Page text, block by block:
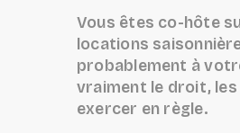
Vous êtes co-hôte
locations
probablement à
vraiment le droit,
exercer en règle.